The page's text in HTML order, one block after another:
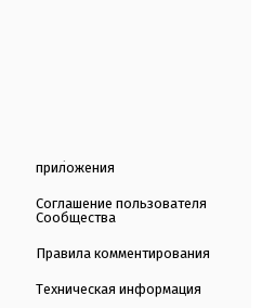
приложения
Соглашение пользователя
Сообщества
Правила комментирования
Техническая информация